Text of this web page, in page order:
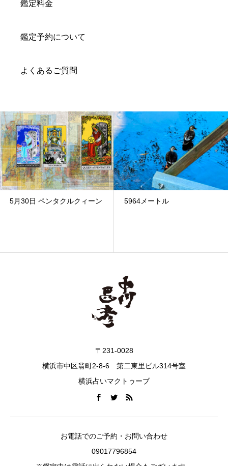
鑑定料金
鑑定予約について
よくあるご質問
5月30日 ペンタクルクィーン 5964メートル
〒231-0028
横浜市中区翁町2-8-6 第二東里ビル314号室
横浜占いマクトゥーブ
お電話でのご予約・お問い合わせ
09017796854